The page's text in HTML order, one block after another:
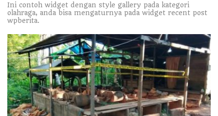
Ini contoh widget dengan style gallery pada kategori
olahraga, anda bisa mengaturnya pada widget recent post
wpberita.